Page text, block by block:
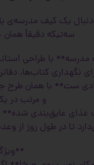
دنبال یک کیف مدرسه‌ی
سه‌تیکه دقیقاً همان
نگهداری کتاب‌ها،
ست** با همان طرح
و مرتب در
عایق‌بندی شده** با
تا در طول روز از